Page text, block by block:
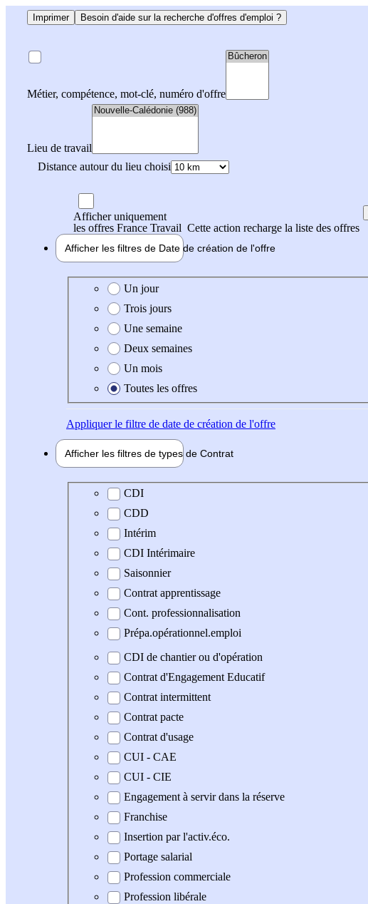
Imprimer Besoin d'aide sur la recherche d'offres d'emploi ?
Métier, compétence, mot-clé, numéro d'offre
Lieu de travail
Distance autour du lieu choisi
Afficher uniquement
les offres France Travail Cette action recharge la liste des offres
Afficher les filtres de Date de création de l'offre
Date de création de l'offre
Un jour
Trois jours
Une semaine
Deux semaines
Un mois
Toutes les offres
Appliquerle filtre de date de création de l'offre
Afficher les filtres de types de Contrat
Type de contrat
CDI
CDD
Intérim
CDI Intérimaire
Saisonnier
Contrat apprentissage
Cont. professionnalisation
Prépa.opérationnel.emploi
CDI de chantier ou d'opération
Contrat d'Engagement Educatif
Contrat intermittent
Contrat pacte
Contrat d'usage
CUI - CAE
CUI - CIE
Engagement à servir dans la réserve
Franchise
Insertion par l'activ.éco.
Portage salarial
Profession commerciale
Profession libérale